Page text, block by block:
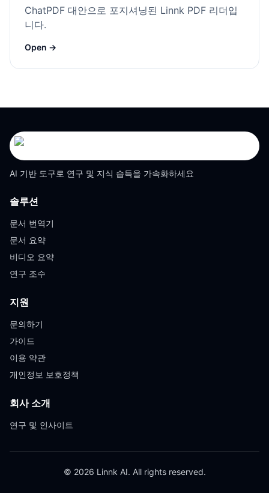
ChatPDF 대안으로 포지셔닝된 Linnk PDF 리더입
니다.
Open →
AI 기반 도구로 연구 및 지식 습득을 가속화하세요
솔루션
문서 번역기
문서 요약
비디오 요약
연구 조수
지원
문의하기
가이드
이용 약관
개인정보 보호정책
회사 소개
연구 및 인사이트
© 2026 Linnk AI. All rights reserved.